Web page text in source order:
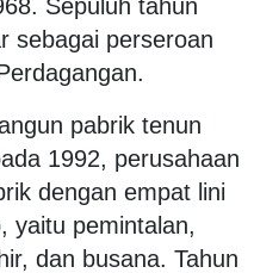
Sepuluh tahun
sebagai perseroan
pabrik tenun
1992, perusahaan
dengan empat lini
yaitu pemintalan,
dan busana. Tahun